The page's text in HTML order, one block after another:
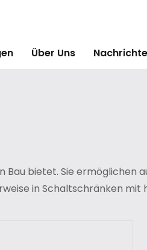
Über Uns
bietet. Sie ermöglichen
in Schaltschränken mit